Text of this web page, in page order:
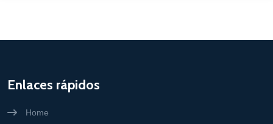
Enlaces rápidos
Home